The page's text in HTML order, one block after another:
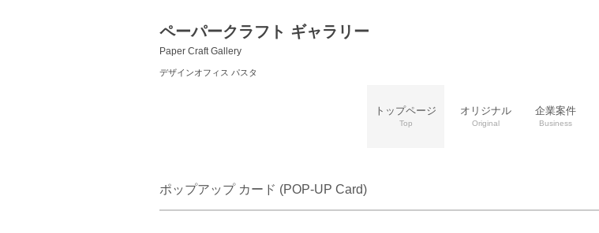
ペーパークラフト ギャラリー
Paper Craft Gallery
デザインオフィス パスタ
トップページ
Top
オリジナル
Original
企業案件
Business
ポップアップ カード (POP-UP Card)